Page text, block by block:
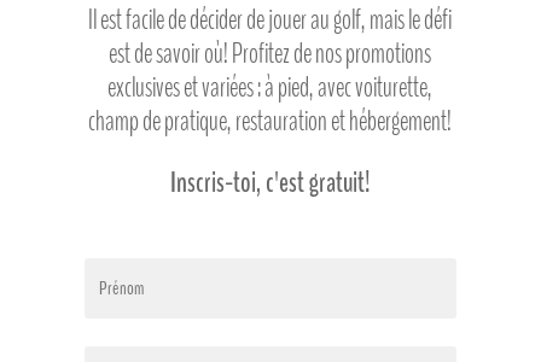
Il est facile de décider de jouer au golf, mais le défi
est de savoir où! Profitez de nos promotions
exclusives et variées : à pied, avec voiturette,
champ de pratique, restauration et hébergement!
Inscris-toi, c'est gratuit!